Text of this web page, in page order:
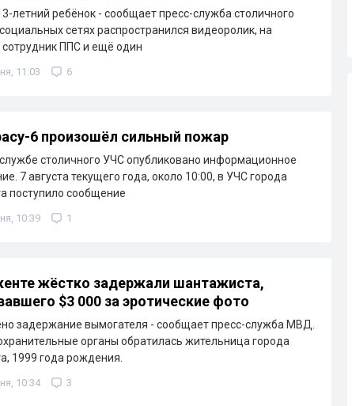
летний ребёнок - сообщает пресс-служба столичного
сетях распространился видеоролик, на
сотрудник ППС и ещё один
11:03 6
6 произошёл сильный пожар
столичного УЧС опубликовано информационное
7 августа текущего года, около 10:00, в УЧС города
поступило сообщение
10:39 1
жёстко задержали шантажиста,
$3 000 за эротические фото
задержание вымогателя - сообщает пресс-служба МВД.
органы обратилась жительница города
1999 года рождения.
10:34 3